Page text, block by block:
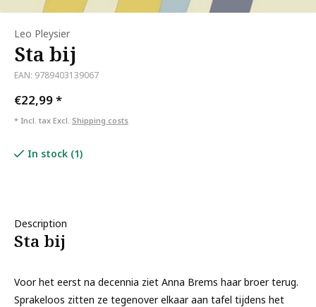
Leo Pleysier
Sta bij
EAN: 9789403139067
€22,99*
* Incl. tax Excl. Shipping costs
In stock (1)
Description
Sta bij
Voor het eerst na decennia ziet Anna Brems haar broer terug.
Sprakeloos zitten ze tegenover elkaar aan tafel tijdens het